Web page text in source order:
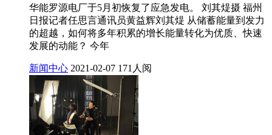
华能罗源电厂于5月初恢复了应急发电。 刘其煶摄 福州
日报记者任思言通讯员黄益辉刘其煶 从储蓄能量到发力
的超越，如何将多年积累的增长能量转化为优质、快速
发展的动能？ 今年
新闻中心 2021-02-07 171人阅